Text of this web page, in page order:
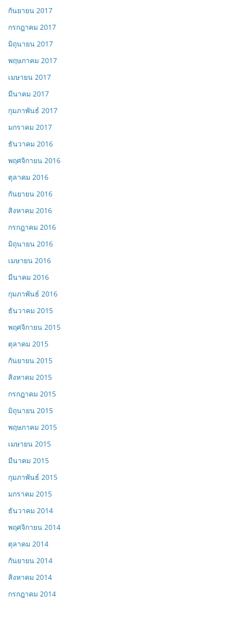
กันยายน 2017
กรกฎาคม 2017
มิถุนายน 2017
พฤษภาคม 2017
เมษายน 2017
มีนาคม 2017
กุมภาพันธ์ 2017
มกราคม 2017
ธันวาคม 2016
พฤศจิกายน 2016
ตุลาคม 2016
กันยายน 2016
สิงหาคม 2016
กรกฎาคม 2016
มิถุนายน 2016
เมษายน 2016
มีนาคม 2016
กุมภาพันธ์ 2016
ธันวาคม 2015
พฤศจิกายน 2015
ตุลาคม 2015
กันยายน 2015
สิงหาคม 2015
กรกฎาคม 2015
มิถุนายน 2015
พฤษภาคม 2015
เมษายน 2015
มีนาคม 2015
กุมภาพันธ์ 2015
มกราคม 2015
ธันวาคม 2014
พฤศจิกายน 2014
ตุลาคม 2014
กันยายน 2014
สิงหาคม 2014
กรกฎาคม 2014